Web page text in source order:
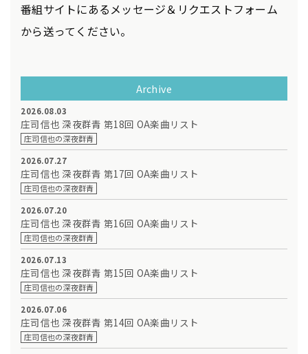
番組サイトにあるメッセージ＆リクエストフォーム
から送ってください。
Archive
2026.08.03
庄司信也 深夜群青 第18回 OA楽曲リスト
庄司信也の深夜群青
2026.07.27
庄司信也 深夜群青 第17回 OA楽曲リスト
庄司信也の深夜群青
2026.07.20
庄司信也 深夜群青 第16回 OA楽曲リスト
庄司信也の深夜群青
2026.07.13
庄司信也 深夜群青 第15回 OA楽曲リスト
庄司信也の深夜群青
2026.07.06
庄司信也 深夜群青 第14回 OA楽曲リスト
庄司信也の深夜群青